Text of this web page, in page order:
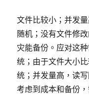
文件比较小；并发
随机；没有文件修
灾能备份。应对这
统；由于文件大小
统；并发量高，读
考虑到成本和备份